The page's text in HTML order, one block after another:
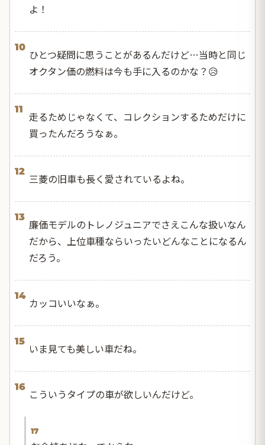
よ！
10
ひとつ疑問に思うことがあるんだけど…当時と同じ
オクタン価の燃料は今も手に入るのかな？😥
11
走るためじゃなくて、コレクションするためだけに
買ったんだろうなぁ。
12
三菱の旧車も長く愛されているよね。
13
廉価モデルのトレノジュニアでさえこんな扱いなん
だから、上位車種ならいったいどんなことになるん
だろう。
14
カッコいいなぁ。
15
いま見ても美しい車だね。
16
こういうタイプの車が欲しいんだけど。
17